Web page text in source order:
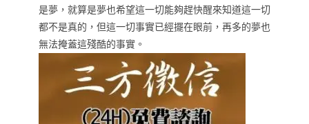
是夢，就算是夢也希望這一切能夠趕快醒來知道這一切
都不是真的，但這一切事實已經擺在眼前，再多的夢也
無法掩蓋這殘酷的事實。